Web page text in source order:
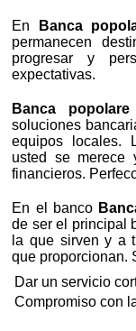
En Banca
permanecen
progresar y
expectativas.
Banca
soluciones
equipos locales.
usted se merece
financieros.
En el banco
de ser el principal
la que sirven y a
que proporcionan.
Dar un servicio
Compromiso con